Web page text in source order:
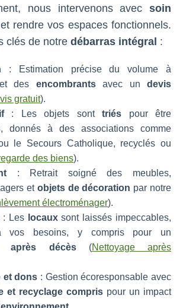
nous intervenons avec soin
et rendre vos espaces fonctionnels.
clés de notre débarras intégral :
: Estimation précise du volume à
des encombrantsavec un devis
gratuit).
: Les objets sont triés pour être
, donnés à des associations comme
le Secours Catholique, recyclés ou
des biens).
: Retrait soigné des meubles,
et objets de décoration par notre
électroménager).
: Les locauxsont laissés impeccables,
vos besoins, y compris pour un
après décès(Nettoyage après
et dons : Gestion écoresponsable avec
et recyclage compris pour un impact